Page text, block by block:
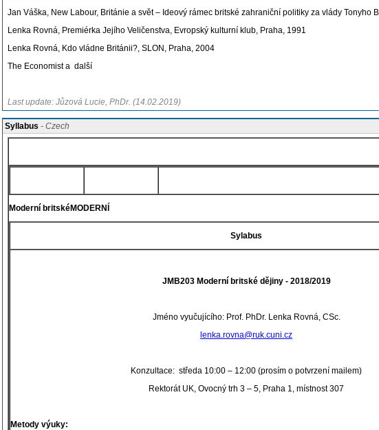
Jan Váška, New Labour, Británie a svět – Ideový rámec britské zahraniční politiky za vlády Tonyho
Lenka Rovná, Premiérka Jejího Veličenstva, Evropský kulturní klub, Praha, 1991
Lenka Rovná, Kdo vládne Británii?, SLON, Praha, 2004
The Economist a další
Last update: Jůzová Lucie, PhDr. (14.02.2019)
Syllabus - Czech
Moderní britskéMODERNÍ
Sylabus
JMB203 Moderní britské dějiny - 2018/2019
Jméno vyučujícího: Prof. PhDr. Lenka Rovná, CSc.
lenka.rovna@ruk.cuni.cz
Konzultace: středa 10:00 – 12:00 (prosím o potvrzení mailem)
Rektorát UK, Ovocný trh 3 – 5, Praha 1, místnost 307
Metody výuky: